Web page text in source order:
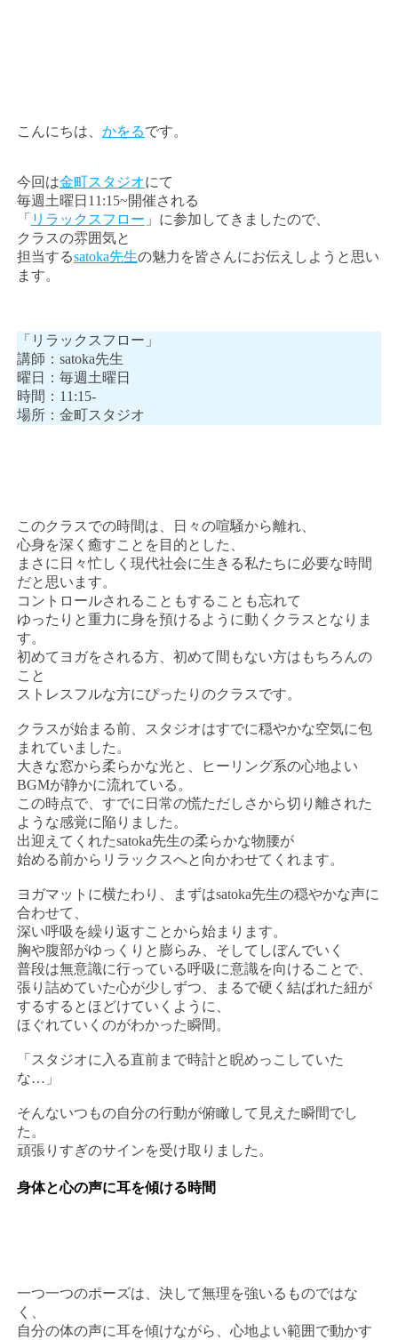
こんにちは、 かをるです。
今回は金町スタジオにて
毎週土曜日11:15~開催される
「 リラックスフロー 」に参加してきましたので、
クラスの雰囲気と
担当するsatoka先生の魅力を皆さんにお伝えしようと思い
ます。
「リラックスフロー」
講師：satoka先生
曜日：毎週土曜日
時間：11:15-
場所：金町スタジオ
このクラスでの時間は、日々の喧騒から離れ、
心身を深く癒すことを目的とした、
まさに日々忙しく現代社会に生きる私たちに必要な時間
だと思います。
コントロールされることもすることも忘れて
ゆったりと重力に身を預けるように動くクラスとなりま
す。
初めてヨガをされる方、初めて間もない方はもちろんの
こと
ストレスフルな方にぴったりのクラスです。
クラスが始まる前、スタジオはすでに穏やかな空気に包
まれていました。
大きな窓から柔らかな光と、ヒーリング系の心地よい
BGMが静かに流れている。
この時点で、すでに日常の慌ただしさから切り離された
ような感覚に陥りました。
出迎えてくれたsatoka先生の柔らかな物腰が
始める前からリラックスへと向かわせてくれます。
ヨガマットに横たわり、まずはsatoka先生の穏やかな声に
合わせて、
深い呼吸を繰り返すことから始まります。
胸や腹部がゆっくりと膨らみ、そしてしぼんでいく
普段は無意識に行っている呼吸に意識を向けることで、
張り詰めていた心が少しずつ、まるで硬く結ばれた紐が
するするとほどけていくように、
ほぐれていくのがわかった瞬間。
「スタジオに入る直前まで時計と睨めっこしていた
な…」
そんないつもの自分の行動が俯瞰して見えた瞬間でし
た。
頑張りすぎのサインを受け取りました。
身体と心の声に耳を傾ける時間
一つ一つのポーズは、決して無理を強いるものではな
く、
自分の体の声に耳を傾けながら、心地よい範囲で動かす